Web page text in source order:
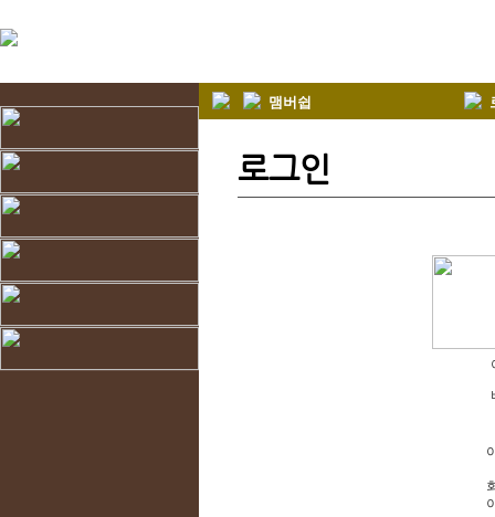
맴버쉽
로그인